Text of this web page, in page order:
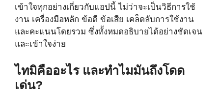
เข้าใจทุกอย่างเกี่ยวกับแอปนี้ ไม่ว่าจะเป็นวิธีการใช้
งาน เครื่องมือหลัก ข้อดี ข้อเสีย เคล็ดลับการใช้งาน
และคะแนนโดยรวม ซึ่งทั้งหมดอธิบายได้อย่างชัดเจน
และเข้าใจง่าย
ไทมิคืออะไร และทำไมมันถึงโดด
เด่น?